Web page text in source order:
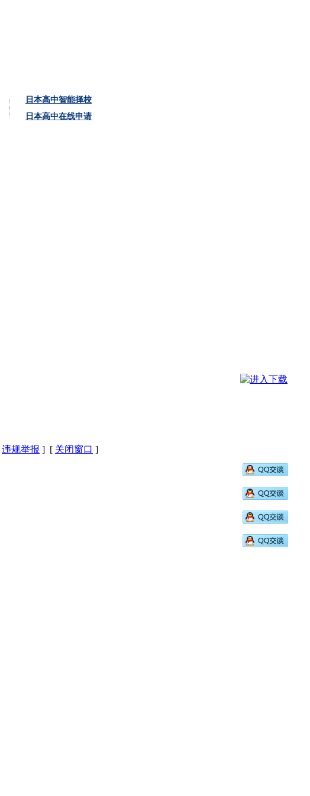
日本高中智能择校
日本高中在线申请
违规举报 ] [ 关闭窗口 ]